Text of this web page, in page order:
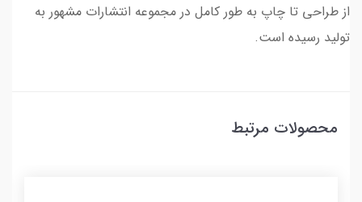
از طراحی تا چاپ به طور کامل در مجموعه انتشارات مشهور به
تولید رسیده است.
محصولات مرتبط